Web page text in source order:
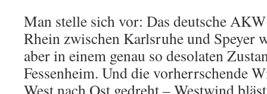
Man stelle sich vor: Das deutsche
Rhein zwischen Karlsruhe und Speyer
aber in einem genau so desolaten
Fessenheim. Und die vorherrschende
West nach Ost gedreht – Westwind